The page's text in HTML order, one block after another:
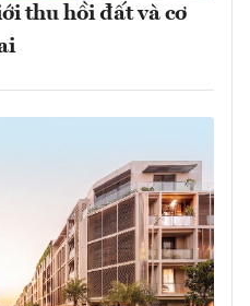
thu hồi đất và cơ